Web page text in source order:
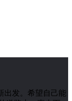
出发。希望自己能